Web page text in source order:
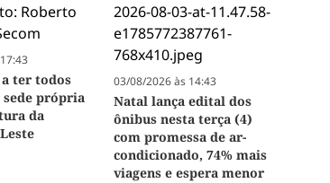
a ter todos
sede própria
da
03/08/2026 às 14:43
Natal lança edital dos
ônibus nesta terça (4)
com promessa de ar-
condicionado, 74% mais
viagens e espera menor